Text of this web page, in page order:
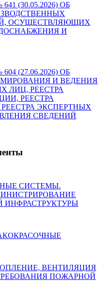
641 (30.05.2026) ОБ
ОСУЩЕСТВЛЯЮЩИХ
И
604 (27.06.2026) ОБ
И ВЕДЕНИЯ
ЛИЦ, РЕЕСТРА
РЕЕСТРА
ЭКСПЕРТНЫХ
СВЕДЕНИЙ
СИСТЕМЫ.
ОТОПЛЕНИЕ, ВЕНТИЛЯЦИЯ
ПОЖАРНОЙ